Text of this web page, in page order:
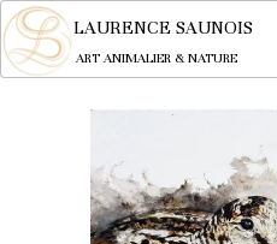
LAURENCE SAUNOIS
ART ANIMALIER & NATURE
NYMPHEUS
OEUVRES